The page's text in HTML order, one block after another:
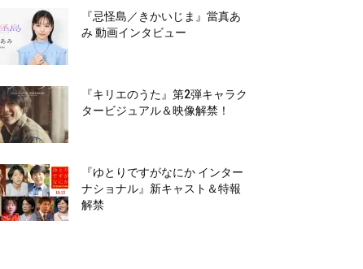
『忌怪島／きかいじま』當真あ
み 動画インタビュー
『キリエのうた』第2弾キャラク
タービジュアル＆映像解禁！
『ゆとりですがなにか インター
ナショナル』新キャスト＆特報
解禁